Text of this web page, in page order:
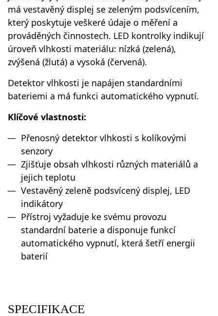
má vestavěný displej se zeleným podsvícením,
který poskytuje veškeré údaje o měření a
prováděných činnostech. LED kontrolky indikují
úroveň vlhkosti materiálu: nízká (zelená),
zvýšená (žlutá) a vysoká (červená).
Detektor vlhkosti je napájen standardními
bateriemi a má funkci automatického vypnutí.
Klíčové vlastnosti:
Přenosný detektor vlhkosti s kolíkovými
senzory
Zjišťuje obsah vlhkosti různých materiálů a
jejich teplotu
Vestavěný zeleně podsvícený displej, LED
indikátory
Přístroj vyžaduje ke svému provozu
standardní baterie a disponuje funkcí
automatického vypnutí, která šetří energii
baterií
SPECIFIKACE